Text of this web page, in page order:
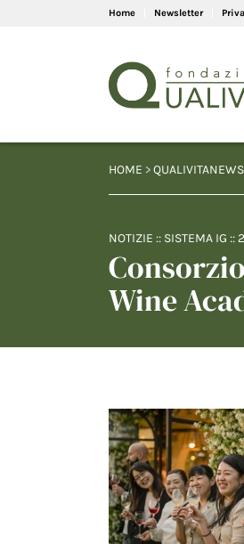
Home Newsletter
HOME >QUALIVITANEWS
NOTIZIE :: SISTEMA IG ::
Wine